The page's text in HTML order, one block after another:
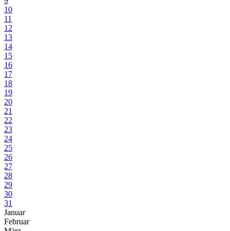
10
11
12
13
14
15
16
17
18
19
20
21
22
23
24
25
26
27
28
29
30
31
Januar
Februar